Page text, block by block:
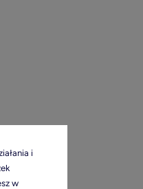
i
w